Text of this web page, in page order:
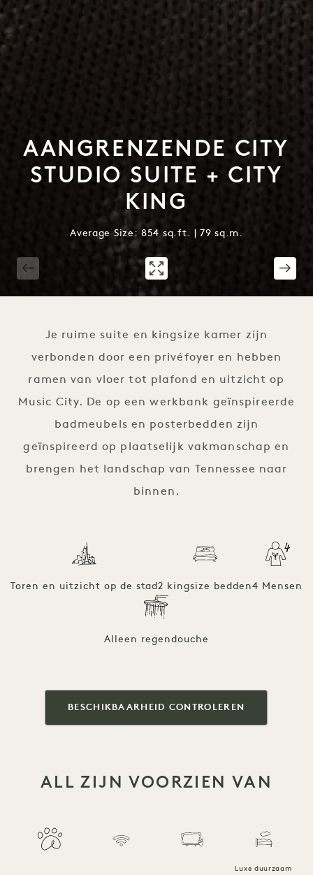
AANGRENZENDE CITY
STUDIO SUITE + CITY
KING
Average Size: 854 sq.ft. | 79 sq.m.
Je ruime suite en kingsize kamer zijn
verbonden door een privéfoyer en hebben
ramen van vloer tot plafond en uitzicht op
Music City. De op een werkbank geïnspireerde
badmeubels en posterbedden zijn
geïnspireerd op plaatselijk vakmanschap en
brengen het landschap van Tennessee naar
binnen.
Toren en uitzicht op de stad2 kingsize bedden4 Mensen
Alleen regendouche
BESCHIKBAARHEID CONTROLEREN
ALL ZIJN VOORZIEN VAN
Luxe duurzaam